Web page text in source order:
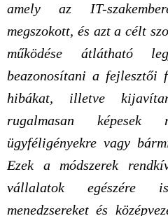
amely az IT-
megszokott, és azt a célt
működése átlátható
beazonosítani a fejlesztői
hibákat, illetve
rugalmasan
ügyféligényekre vagy
Ezek a módszerek
vállalatok egészére
menedzsereket és